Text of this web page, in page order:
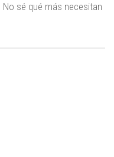
sé qué más necesitan